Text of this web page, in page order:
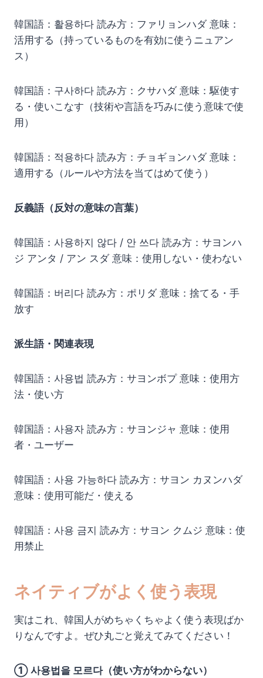
韓国語：활용하다 読み方：ファリョンハダ 意味：
活用する（持っているものを有効に使うニュアン
ス）
韓国語：구사하다 読み方：クサハダ 意味：駆使す
る・使いこなす（技術や言語を巧みに使う意味で使
用）
韓国語：적용하다 読み方：チョギョンハダ 意味：
適用する（ルールや方法を当てはめて使う）
反義語（反対の意味の言葉）
韓国語：사용하지 않다 / 안 쓰다 読み方：サヨンハ
ジ アンタ / アン スダ 意味：使用しない・使わない
韓国語：버리다 読み方：ポリダ 意味：捨てる・手
放す
派生語・関連表現
韓国語：사용법 読み方：サヨンボプ 意味：使用方
法・使い方
韓国語：사용자 読み方：サヨンジャ 意味：使用
者・ユーザー
韓国語：사용 가능하다 読み方：サヨン カヌンハダ
意味：使用可能だ・使える
韓国語：사용 금지 読み方：サヨン クムジ 意味：使
用禁止
ネイティブがよく使う表現
実はこれ、韓国人がめちゃくちゃよく使う表現ばか
りなんですよ。ぜひ丸ごと覚えてみてください！
① 사용법을 모르다（使い方がわからない）